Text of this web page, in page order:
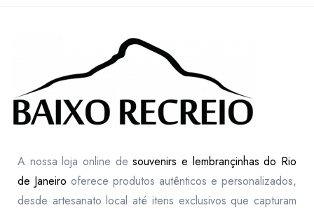
A nossa loja online desouvenirs e lembrançinhas do Rio
de Janeiro oferece produtos autênticos e personalizados,
desde artesanato local até itens exclusivos que capturam